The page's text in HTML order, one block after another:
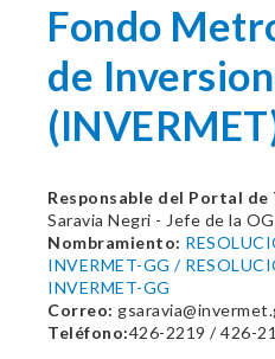
Fondo
de
Responsable del Portal de
Saravia Negri - Jefe de la
Nombramiento:
INVERMET-GG /
INVERMET-GG
Correo:
Teléfono:426-2219 / 426-